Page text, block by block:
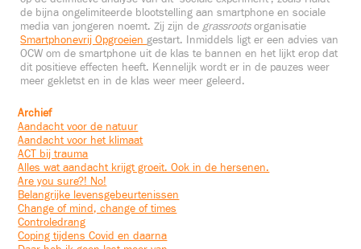
de bijna ongelimiteerde blootstelling aan smartphone en sociale
media van jongeren noemt. Zij zijn de grassrootsorganisatie
Smartphonevrij Opgroeien gestart. Inmiddels ligt er een advies van
OCW om de smartphone uit de klas te bannen en het lijkt erop dat
dit positieve effecten heeft. Kennelijk wordt er in de pauzes weer
meer gekletst en in de klas weer meer geleerd.
Archief
Aandacht voor de natuur
Aandacht voor het klimaat
ACT bij trauma
Alles wat aandacht krijgt groeit. Ook in de hersenen.
Are you sure?! No!
Belangrijke levensgebeurtenissen
Change of mind, change of times
Controledrang
Coping tijdens Covid en daarna